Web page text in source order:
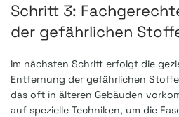
Schritt 3:
der gefährlichen
Im nächsten Schritt erfolgt die
Entfernung der gefährlichen
das oft in älteren Gebäuden
auf spezielle Techniken, um die